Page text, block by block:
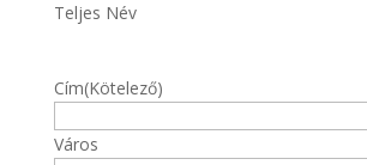
Teljes Név
Cím(Kötelező)
Város